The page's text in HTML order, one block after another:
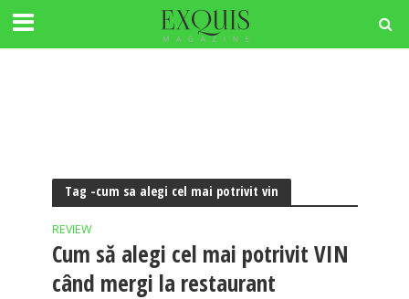
Tag -cum sa alegi cel mai potrivit vin
REVIEW
Cum să alegi cel mai potrivit VIN
când mergi la restaurant